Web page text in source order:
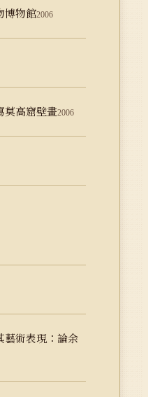
博物館2006
莫高窟壁畫2006
藝術表現：論余